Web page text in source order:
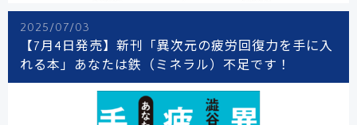
2025/07/03
【7月4日発売】新刊「異次元の疲労回復力を手に入
れる本」あなたは鉄（ミネラル）不足です！